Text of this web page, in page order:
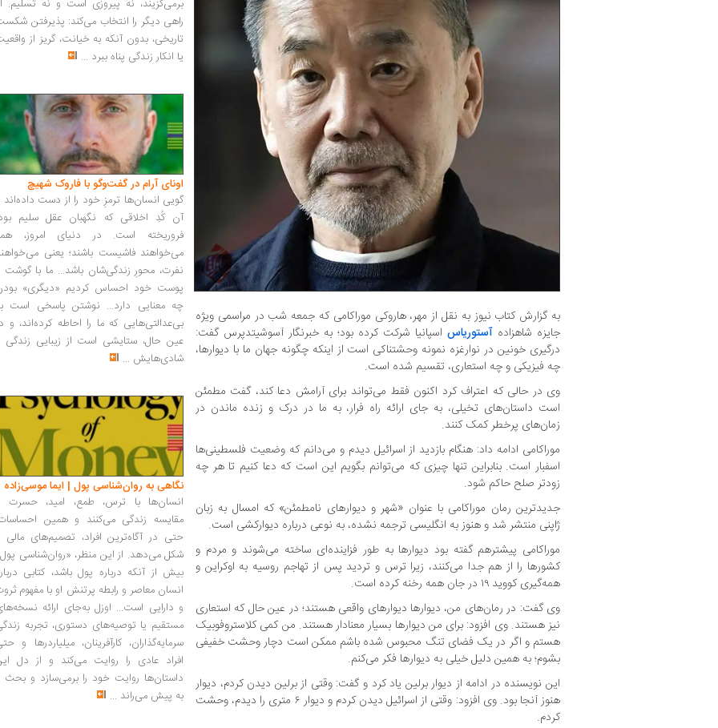
به گزارش کتاب نیوز به نقل از مهر، هاروکی موراکامی که جمعه شب در مراسمی ویژه
جایزه شاهزاده آستوریاس اسپانیا شرکت کرده بود؛ به خبرنگار آسوشیتدپرس گفت:
درگیری خونین در نوارغزه نمونه وحشتناکی است از اینکه چگونه جهان ما با دیوارها،
چه فیزیکی و چه استعاری، تقسیم شده است.
وی در حالی که اعتراف کرد اکنون فقط می‌تواند برای آرامش دعا کند، گفت مطمئن
است داستان‌های تخیلی، به جای ارائه راه فرار، به ما در درک و زنده ماندن در
زمان‌های پرخطر کمک کنند.
موراکامی ادامه داد: هنگام بازدید از اسرائیل دیدم و می‌دانم که وضعیت فلسطینی‌ها
اسفبار است. بنابراین تنها چیزی که می‌توانم بگویم این است که دعا کنیم تا هر چه
زودتر صلح حاکم شود.
جدیدترین رمان موراکامی با عنوان «شهر و دیوارهای نامطمئن» که امسال به زبان
ژاپنی منتشر شد و هنوز به انگلیسی ترجمه نشده، به نوعی درباره دیوارکشی است.
موراکامی پیشترهم گفته بود دیوارها به طور فزاینده‌ای ساخته می‌شوند و مردم و
کشورها را از هم جدا می‌کنند، زیرا ترس و تردید پس از تهاجم روسیه به اوکراین و
همه‌گیری کووید ۱۹ در جان همه رخنه کرده است.
وی گفت: در رمان‌های من، دیوارها دیوارهای واقعی هستند؛ در عین حال که استعاری
نیز هستند. وی افزود: برای من دیوارها بسیار معنادار هستند. من کمی کلاستروفوبیک
هستم و اگر در یک فضای تنگ محبوس شده باشم ممکن است دچار وحشت خفیفی
بشوم؛ به همین دلیل خیلی به دیوارها فکر می‌کنم.
این نویسنده در ادامه از دیوار برلین یاد کرد و گفت: وقتی از برلین دیدن کردم، دیوار
هنوز آنجا بود. وی افزود: وقتی از اسرائیل دیدن کردم و دیوار ۶ متری را دیدم، وحشت
کردم.
برمی‌گزیند، نه پیروزی است و نه تسلیم.
راهی دیگر را انتخاب می‌کند: پذیرفتن
تاریخی، بدون آنکه به خیانت، گریز از
یا انکار زندگی پناه ببرد ...
اونای آرام در گفت‌وگو با فاروک شهیچ‭
گویی انسان‌ها ترمزِ خود را از دست داده‌اند
آن کُدِ اخلاقی که نگهبان عقل سلیم
فروریخته است. در دنیای امروز،
می‌خواهند فاشیست باشند؛ یعنی
نفرت، محورِ زندگی‌شان باشد... ما با گوشت
پوست خود احساس کردیم «دیگری»
چه معنایی دارد... نوشتن پاسخی است
بی‌عدالتی‌هایی که ما را احاطه کرده‌اند، و
عین حال، ستایشی است از زیبایی زندگی
شادی‌هایش ...
نگاهی به روان‌شناسی پول | ایما موسی‌زاده
انسان‌ها با ترس، طمع، امید، حسرت
مقایسه زندگی می‌کنند و همین
حتی در آگاه‌ترین افراد، تصمیم‌های مالی
شکل می‌دهد. از این منظر، «روان‌شناسی
بیش از آنکه درباره پول باشد، کتابی
انسان معاصر و رابطه پرتنش او با مفهوم
و دارایی است... اوزل به‌جای ارائه
مستقیم یا توصیه‌های دستوری، تجربه
سرمایه‌گذاران، کارآفرینان، میلیاردرها و
افراد عادی را روایت می‌کند و از دل
داستان‌ها روایت خود را برمی‌سازد و بحث
به پیش می‌راند ...